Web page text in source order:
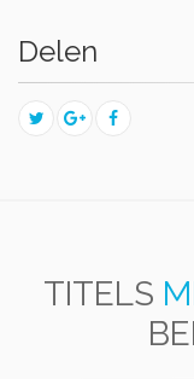
Delen
TITELS